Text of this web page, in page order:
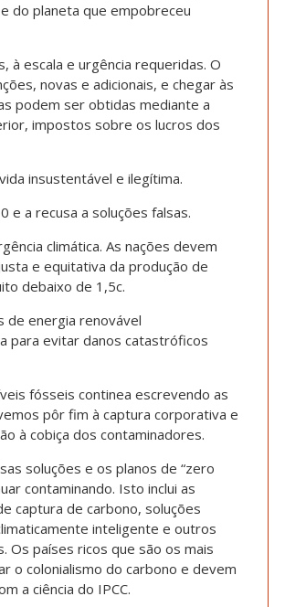
do planeta que empobreceu
à escala e urgência requeridas. O
novas e adicionais, e chegar às
podem ser obtidas mediante a
impostos sobre os lucros dos
insustentável e ilegítima.
e a recusa a soluções falsas.
climática. As nações devem
e equitativa da produção de
debaixo de 1,5c.
de energia renovável
para evitar danos catastróficos
fósseis continea escrevendo as
pôr fim à captura corporativa e
à cobiça dos contaminadores.
soluções e os planos de “zero
contaminando. Isto inclui as
captura de carbono, soluções
inteligente e outros
Os países ricos que são os mais
o colonialismo do carbono e devem
a ciência do IPCC.